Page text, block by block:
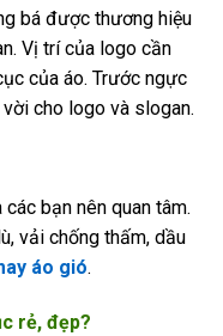
bá được thương hiệu
Vị trí của logo cần
của áo. Trước ngực
cho logo và slogan.
bạn nên quan tâm.
vải chống thấm, dầu
áo gió.
rẻ, đẹp?